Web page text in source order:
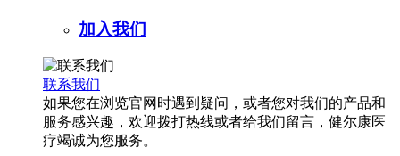
加入我们
联系我们
如果您在浏览官网时遇到疑问，或者您对我们的产品和
服务感兴趣，欢迎拨打热线或者给我们留言，健尔康医
疗竭诚为您服务。